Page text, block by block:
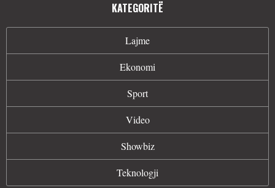
KATEGORITË
Lajme
Ekonomi
Sport
Video
Showbiz
Teknologji